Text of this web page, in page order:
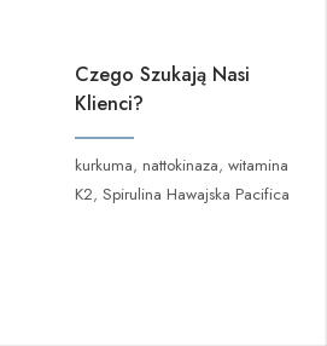
Czego Szukają Nasi
Klienci?
kurkuma, nattokinaza, witamina
K2, Spirulina Hawajska Pacifica